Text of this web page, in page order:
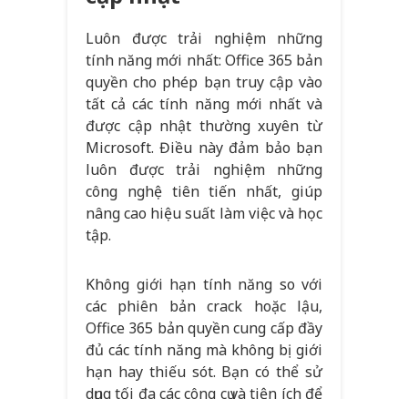
Luôn được trải nghiệm những
tính năng mới nhất: Office 365 bản
quyền cho phép bạn truy cập vào
tất cả các tính năng mới nhất và
được cập nhật thường xuyên từ
Microsoft. Điều này đảm bảo bạn
luôn được trải nghiệm những
công nghệ tiên tiến nhất, giúp
nâng cao hiệu suất làm việc và học
tập.
Không giới hạn tính năng so với
các phiên bản crack hoặc lậu,
Office 365 bản quyền cung cấp đầy
đủ các tính năng mà không bị giới
hạn hay thiếu sót. Bạn có thể sử
dụng tối đa các công cụ và tiện ích để